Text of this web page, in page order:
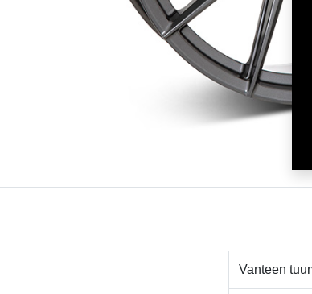
Vanteen